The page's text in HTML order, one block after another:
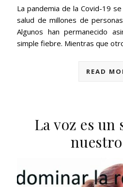
La pandemia de la Covid-19
salud de millones de
Algunos han permanecido
simple fiebre. Mientras que
READ
La voz es un